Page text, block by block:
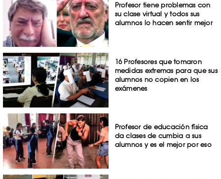
Profesor tiene problemas con
su clase virtual y todos sus
alumnos lo hacen sentir mejor
16 Profesores que tomaron
medidas extremas para que sus
alumnos no copien en los
exámenes
Profesor de educación física
da clases de cumbia a sus
alumnos y es el mejor por eso